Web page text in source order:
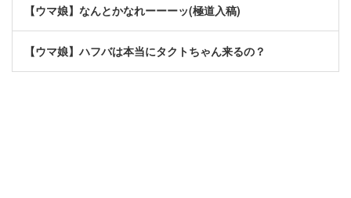
【ウマ娘】なんとかなれーーーッ(極道入稿)
【ウマ娘】ハフバは本当にタクトちゃん来るの？